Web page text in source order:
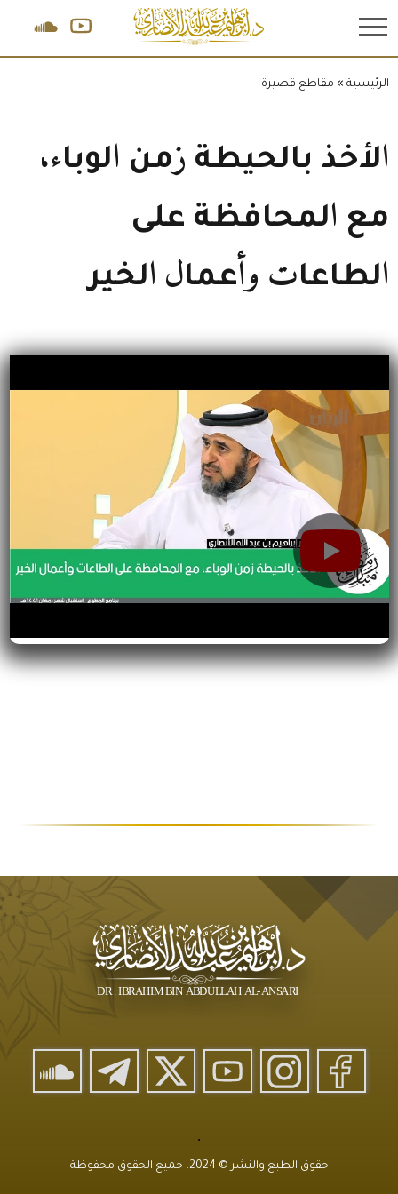
الرئيسية » مقاطع قصيرة
ﺍﻷﺧﺬ ﺑﺎﻟﺤﻴﻄﺔ ﺯﻣﻦ ﺍﻟﻮﺑﺎﺀ،
ﻣﻊ ﺍﻟﻤﺤﺎﻓﻈﺔ ﻋﻠﻰ
ﺍﻟﻄﺎﻋﺎﺕ ﻭﺃﻋﻤﺎﻝ ﺍﻟﺨﻴﺮ
حقوق الطبع والنشر © 2024، جميع الحقوق محفوظة